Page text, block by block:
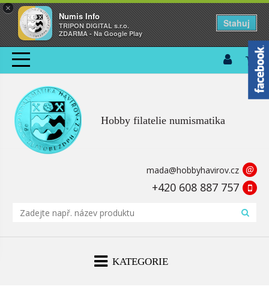
×
Numis Info
TRIPON DIGITAL s.r.o.
ZDARMA - Na Google Play
Stahuj
Hobby filatelie numismatika
mada@hobbyhavirov.cz @
+420 608 887 757
KATEGORIE